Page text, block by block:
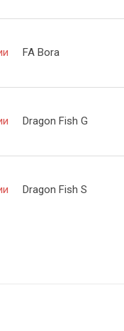
FA Bora
Dragon Fish G
Dragon Fish S